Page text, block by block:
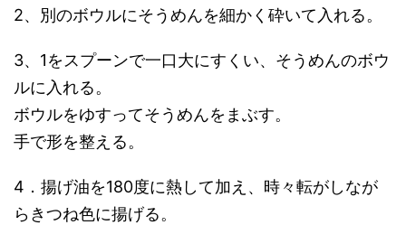
2、別のボウルにそうめんを細かく砕いて入れる。
3、1をスプーンで一口大にすくい、そうめんのボウ
ルに入れる。
ボウルをゆすってそうめんをまぶす。
手で形を整える。
4．揚げ油を180度に熱して加え、時々転がしなが
らきつね色に揚げる。